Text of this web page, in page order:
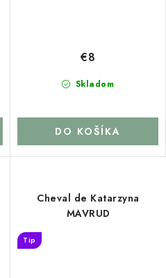
Skladom
€8
DO KOŠÍKA
Cheval de Katarzyna
MAVRUD
Tip